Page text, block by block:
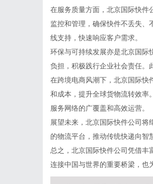
在服务质量方面，北京国际快件
监控和管理，确保快件不丢失、
线支持，快速响应客户需求。
环保与可持续发展亦是北京国际
负担，积极践行企业社会责任。
在跨境电商风潮下，北京国际快
和成本，提升全球货物流转效率
服务网络的广覆盖和高效运营。
展望未来，北京国际快件公司
的物流平台，推动传统快递向智
总之，北京国际快件公司凭借丰
连接中国与世界的重要桥梁，也